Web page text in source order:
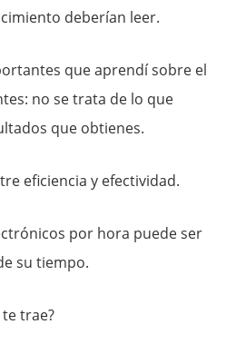
deberían leer.
que aprendí sobre el
no se trata de lo que
que obtienes.
eficiencia y efectividad.
por hora puede ser
su tiempo.
trae?